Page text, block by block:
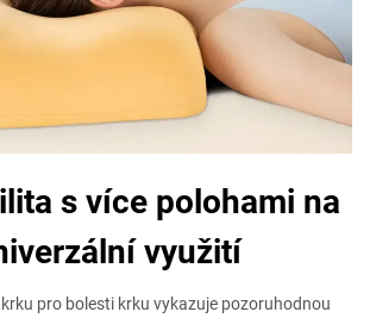
s více polohami na
využití
pro bolesti krku vykazuje pozoruhodnou